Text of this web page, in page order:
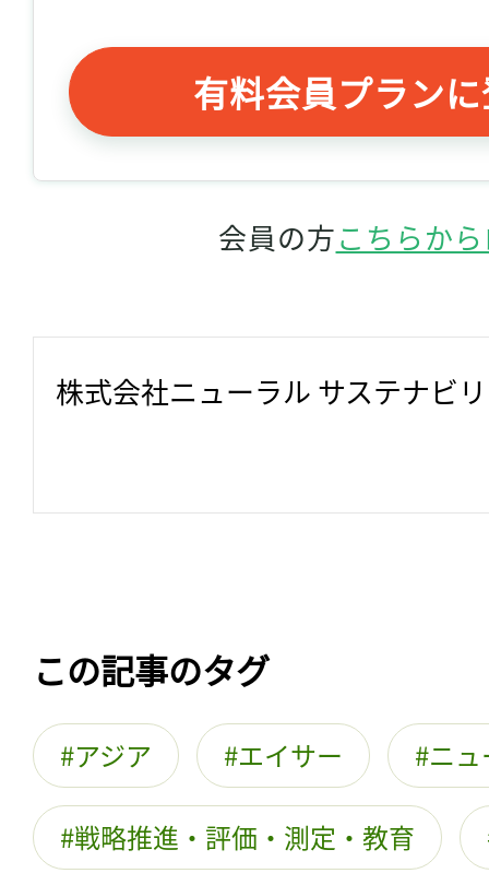
有料会員プラン
会員の方こちらか
株式会社ニューラル サステナビ
この記事のタグ
アジア エイサー ニ
戦略推進・評価・測定・教育